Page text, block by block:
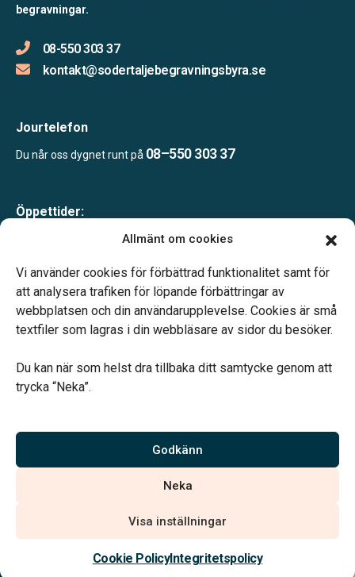
Allmänt om cookies
Vi använder cookies för förbättrad funktionalitet samt för
att analysera trafiken för löpande förbättringar av
webbplatsen och din användarupplevelse. Cookies är små
textfiler som lagras i din webbläsare av sidor du besöker.
Du kan när som helst dra tillbaka ditt samtycke genom att
trycka “Neka”.
Godkänn
Neka
Visa inställningar
Cookie PolicyIntegritetspolicy
Kontakta oss
begravningar.
08-550 303 37
kontakt@sodertaljebegravningsbyra.se
Jourtelefon
Du når oss dygnet runt på 08–550 303 37
Öppettider:
Lunchstängt 12.00–13.00
Telefonjour dygnet runt
Vi är auktoriserade av Sveriges Begravningsbyråers Förbund och
har högt ställda krav på utbildning, kvalitet, miljö och arbetsmiljö.